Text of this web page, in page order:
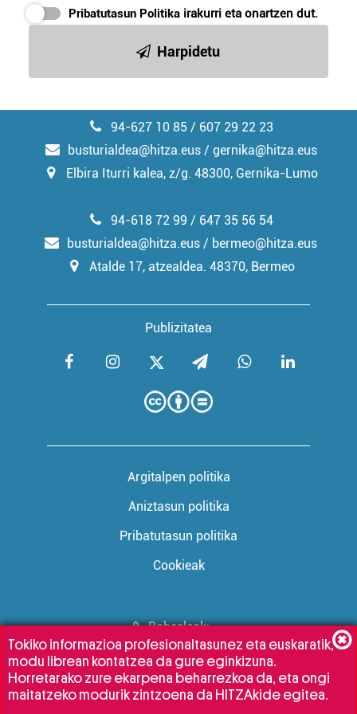
irakurri
Pribatutasun Politika irakurri eta onartzen dut.
Harpidetu
94-627 10 85 / 607 29 22 23
busturialdea@hitza.eus / gernika@hitza.eus
Elbira Iturri kalea, z/g. 48300, Gernika-Lumo
Publizitatea
94-618 72 99 / 647 35 56 54
busturialdea@hitza.eus / bermeo@hitza.eus
Atalde 17, atzealdea. 48370, Bermeo
Argitalpen politika
Aniztasun politika
Pribatutasun politika
Cookieak
Babesleak:
Tokiko informazioa profesionaltasunez eta euskaratik,
modu librean kontatzea da gure eginkizuna.
Horretarako zure ekarpena beharrezkoa da, eta ongi
maitatzeko modurik zintzoena da HITZAkide egitea.